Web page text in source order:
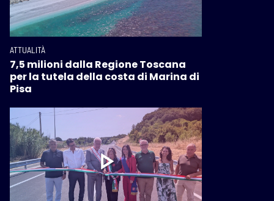
ATTUALITÀ
7,5 milioni dalla Regione Toscana
per la tutela della costa di Marina di
Pisa